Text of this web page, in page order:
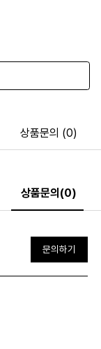
상품문의 (0)
상품문의(0)
문의하기